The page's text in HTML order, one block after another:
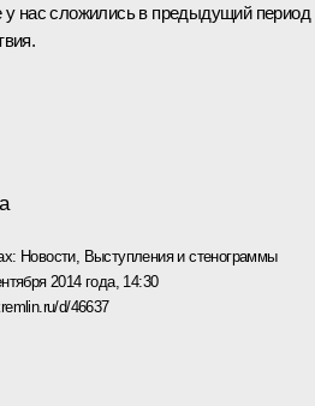
у нас сложились в предыдущий период
Новости, Выступления и стенограммы
2014 года, 14:30
d/46637